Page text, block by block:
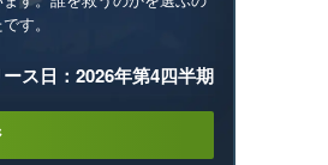
す。
ース日：2026年第4四半期